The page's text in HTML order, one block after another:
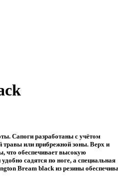
Сапоги разработаны с учётом
травы или прибрежной зоны. Верх и
что обеспечивает высокую
садятся по ноге, а специальная
Bream black из резины